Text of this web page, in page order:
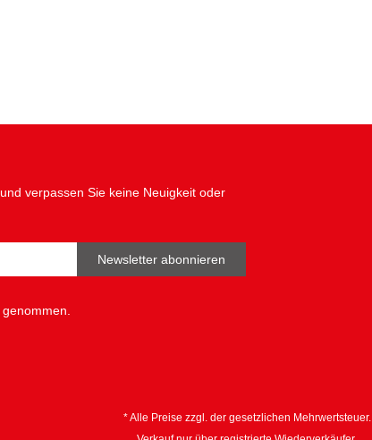
verpassen Sie keine Neuigkeit oder
Newsletter abonnieren
* Alle Preise zzgl. der gesetzlichen Mehrwertsteuer.